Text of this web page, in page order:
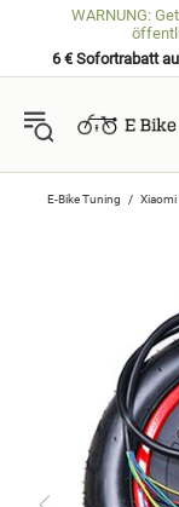
WARNUNG:
6 € Sofortrabatt
E-Bike Tuning